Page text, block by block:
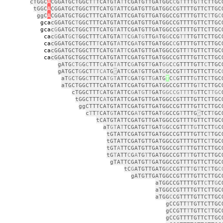
cTGGCACGGATGCTGGCTTTCATGTATTCGATGTTGATGGCCGTTTTGT
tGGCACGGATGCTGGCTTTCATGT
ggCACGGATGCTGGCTTTCATGTATTCGATGTTGATGGCCGTTTTGTTCTTGC
cGGATGCT
cGGATGCTGGCTTTCATGT
cGGATGCTGGCTTTCATGTATTCGATGTTGATGGCCGTT
cGGATGCTGGCTTTCATGTATTCGATGTTGATGGCC
cGGATGCTGGCTTTCATGTATTCGATGTTGATGGCCGTTT
gATGCTGGCTTTCATGTATTCGATGTTGATGGCCGTTTTGTTC
gATGCTGGCTTTCATGGATTCGATGTTGATGGCCGTTTTGTTCTTGC
aTGCTGGCTTTCATGTATTCGATGTTGATGTCCGTTTTGTTCT
aTGCTGGCTTTCATGTATTCGATGTTGATGGCCGTTTTGT
cTGGCTTTCATGTATTCGATGTTGATGGCCGTTTTGTTCTTGC
tGGCTTTCA
cTTTCATGTATTCGATGTTGATGGCCGTTTTGGTCTT
aTGTATTCGATGTTGATGGCCGTTTTGTTCTTG
tGTATTCGATGTTGATGGCCGTTTTGTTCT
tGTATTCGATGTTGATGGCCGTTTTGTTCT
tGTATTCGATGTTGATGGCCGTT
tGTATTCGATGTTGATGGCCGTTT
gTATTCGATGTT
tCGATGTTGATGGCCGTTTTGTTCTTG
aTGGCCGTTTTGTTCTTG
aTGGC
gCCGTTT
gCCGTTTTGTTCT